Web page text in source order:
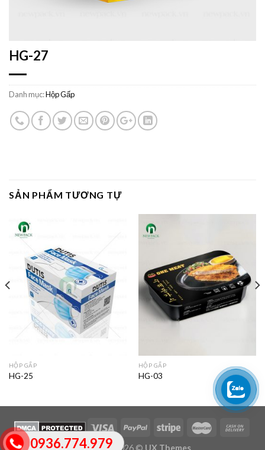
0936.774.979
HG-27
Danh mục:Hộp Gấp
SẢN PHẨM TƯƠNG TỰ
HỘP GẤP
HG-25
HỘP GẤP
HG-03